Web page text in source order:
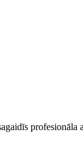
profesionāla